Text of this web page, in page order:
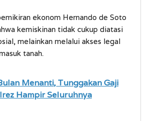
ekonom Hernando de Soto
kemiskinan tidak cukup diatasi
melainkan melalui akses legal
tanah.
Menanti, Tunggakan Gaji
Hampir Seluruhnya